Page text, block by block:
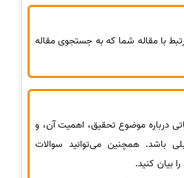
مرتبط با مقاله شما که به جستجوی مقاله
درباره موضوع تحقیق، اهمیت آن، و
باشد. همچنین می‌توانید سوالات
بیان کنید.